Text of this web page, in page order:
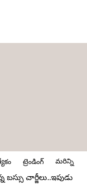
ట్రెండింగ్ మరిన్ని
బస్సు చార్జీలు..ఇపుడు